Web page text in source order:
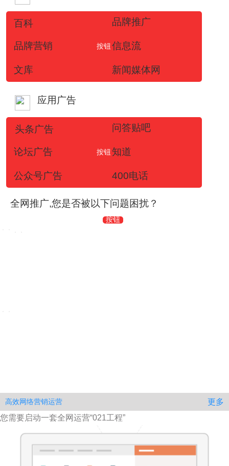
新闻媒体网
信息流
品牌推广
文库
品牌营销
百科
按钮
400电话
知道
问答贴吧
公众号广告
论坛广告
头条广告
应用广告
按钮
按钮
全网推广,您是否被以下问题困扰？
高效网络营销运营
更多
您需要启动一套全网运营“021工程”